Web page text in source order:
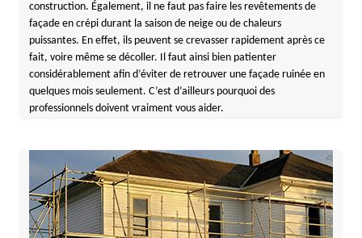
construction. Également, il ne faut pas faire les revêtements de
façade en crépi durant la saison de neige ou de chaleurs
puissantes. En effet, ils peuvent se crevasser rapidement après ce
fait, voire même se décoller. Il faut ainsi bien patienter
considérablement afin d’éviter de retrouver une façade ruinée en
quelques mois seulement. C’est d’ailleurs pourquoi des
professionnels doivent vraiment vous aider.